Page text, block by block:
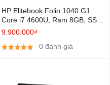
HP Elitebook Folio 1040 G1
Core i7 4600U, Ram 8GB, SSD
256GB, 14 Inch Full HD, HD
9.900.000₫
0 đánh giá